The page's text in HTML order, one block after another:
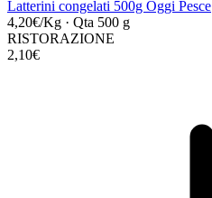
Latterini congelati 500g Oggi Pesce
4,20€/Kg · Qta 500 g
RISTORAZIONE
2,10€